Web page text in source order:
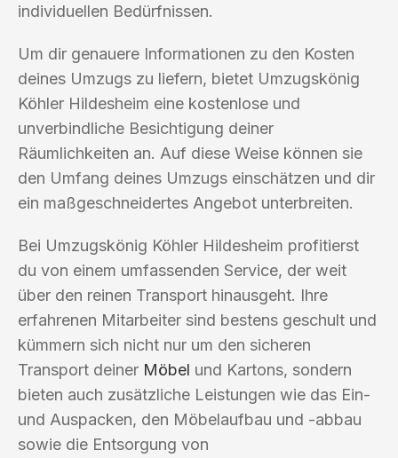
individuellen Bedürfnissen.
Um dir genauere Informationen zu den Kosten
deines Umzugs zu liefern, bietet Umzugskönig
Köhler Hildesheim eine kostenlose und
unverbindliche Besichtigung deiner
Räumlichkeiten an. Auf diese Weise können sie
den Umfang deines Umzugs einschätzen und dir
ein maßgeschneidertes Angebot unterbreiten.
Bei Umzugskönig Köhler Hildesheim profitierst
du von einem umfassenden Service, der weit
über den reinen Transport hinausgeht. Ihre
erfahrenen Mitarbeiter sind bestens geschult und
kümmern sich nicht nur um den sicheren
Transport deiner Möbel und Kartons, sondern
bieten auch zusätzliche Leistungen wie das Ein-
und Auspacken, den Möbelaufbau und -abbau
sowie die Entsorgung von